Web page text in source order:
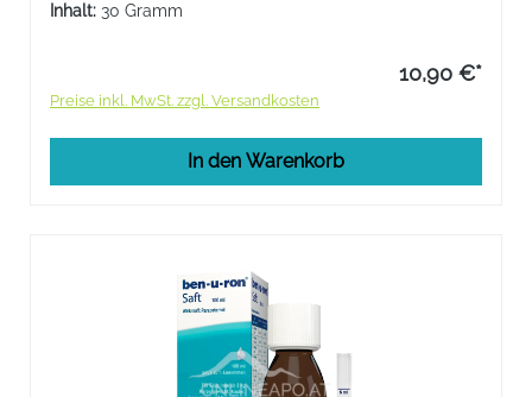
Inhalt: 30 Gramm
10,90 €*
Preise inkl. MwSt. zzgl. Versandkosten
In den Warenkorb